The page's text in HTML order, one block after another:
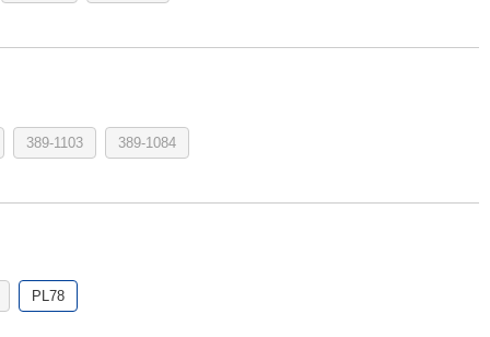
389-1103 389-1084
PL78